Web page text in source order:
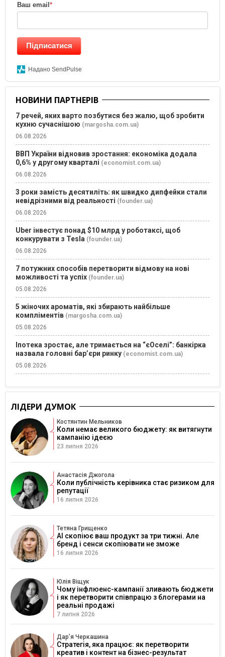
Ваш email*
Підписатися
Надано SendPulse
НОВИНИ ПАРТНЕРІВ
7 речей, яких варто позбутися без жалю, щоб зробити
кухню сучаснішою (margosha.com.ua)
06.08.2026
ВВП України відновив зростання: економіка додала
0,6% у другому кварталі (economist.com.ua)
06.08.2026
3 роки замість десятиліть: як швидко дипфейки стали
невідрізними від реальності (founder.ua)
06.08.2026
Uber інвестує понад $10 млрд у роботаксі, щоб
конкурувати з Tesla (founder.ua)
06.08.2026
7 потужних способів перетворити відмову на нові
можливості та успіх (founder.ua)
05.08.2026
5 жіночих ароматів, які збирають найбільше
компліментів (margosha.com.ua)
05.08.2026
Іпотека зростає, але тримається на “єОселі”: банкірка
назвала головні бар’єри ринку (economist.com.ua)
05.08.2026
ЛІДЕРИ ДУМОК
Костянтин Мельников
Коли немає великого бюджету: як витягнути
кампанію ідеєю
23 липня 2026
Анастасія Джогола
Коли публічність керівника стає ризиком для
репутації
16 липня 2026
Тетяна Грищенко
AI скопіює ваш продукт за три тижні. Але
бренд і сенси скопіювати не зможе
16 липня 2026
Юлія Віщук
Чому інфлюенс-кампанії зливають бюджети
і як перетворити співпрацю з блогерами на
реальні продажі
7 липня 2026
Дарʼя Черкашина
Стратегія, яка працює: як перетворити
креатив і контент на бізнес-результат